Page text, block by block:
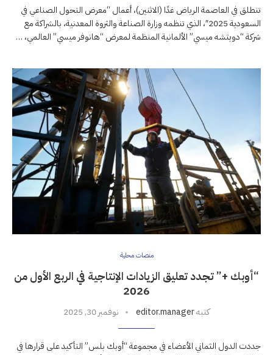
تنطلق في العاصمة الرياض غدًا (الاثنين)، أعمال “معرض التحول الصناعي في
السعودية 2025″، الذي تنظمه وزارة الصناعة والثروة المعدنية، بالشراكة مع
شركة “دويتشه ميسي” الألمانية المنظمة لمعرض “هانوفر ميسي” العالمي، …
منصات محلية
“أوبك +” تجدد تعليق الزيادات الإنتاجية في الربع الأول من
2026
كتبهeditor.manager نوفمبر 30, 2025
جددت الدول الثماني الأعضاء في مجموعة “أوبك بلس” التأكيد على قرارها في